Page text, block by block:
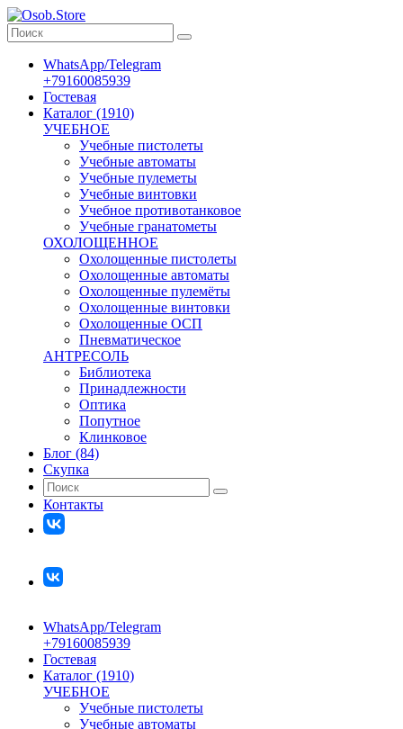
WhatsApp/Telegram
+79160085939
Гостевая
Каталог (1910)
УЧЕБНОЕ
Учебные пистолеты
Учебные автоматы
Учебные пулеметы
Учебные винтовки
Учебное противотанковое
Учебные гранатометы
ОХОЛОЩЕННОЕ
Охолощенные пистолеты
Охолощенные автоматы
Охолощенные пулемёты
Охолощенные винтовки
Охолощенные ОСП
Пневматическое
АНТРЕСОЛЬ
Библиотека
Принадлежности
Оптика
Попутное
Клинковое
Блог (84)
Скупка
Контакты
WhatsApp/Telegram
+79160085939
Гостевая
Каталог (1910)
УЧЕБНОЕ
Учебные пистолеты
Учебные автоматы